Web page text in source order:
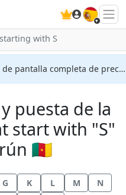
🇪🇸
with S
pantalla completa de precisión!
puesta de la
start with "S"
🇨🇲
G K L M
N